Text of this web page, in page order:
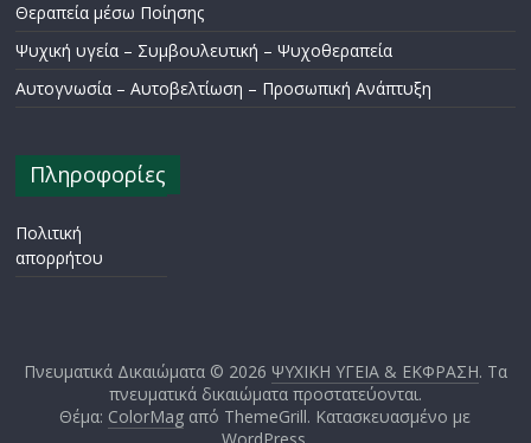
Θεραπεία μέσω Ποίησης
Ψυχική υγεία – Συμβουλευτική – Ψυχοθεραπεία
Αυτογνωσία – Αυτοβελτίωση – Προσωπική Ανάπτυξη
Πληροφορίες
Πολιτική
απορρήτου
Πνευματικά Δικαιώματα © 2026 ΨΥΧΙΚΗ ΥΓΕΙΑ & ΕΚΦΡΑΣΗ. Τα
πνευματικά δικαιώματα προστατεύονται.
Θέμα: ColorMag από ThemeGrill. Κατασκευασμένο με